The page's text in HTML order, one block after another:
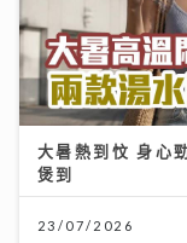
大暑熱到忟 身心
煲到
23/07/2026